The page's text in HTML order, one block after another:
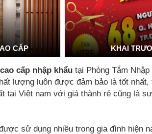
CẤP KHAI
cấp nhập khẩu tại Phòng Tắm
lượng luôn được đảm bảo là tốt nhất,
tại Việt nam với giá thành rẻ cũng là
sử dụng nhiều trong gia đình hiện